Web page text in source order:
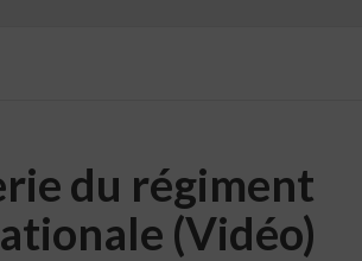
du régiment
(Vidéo)